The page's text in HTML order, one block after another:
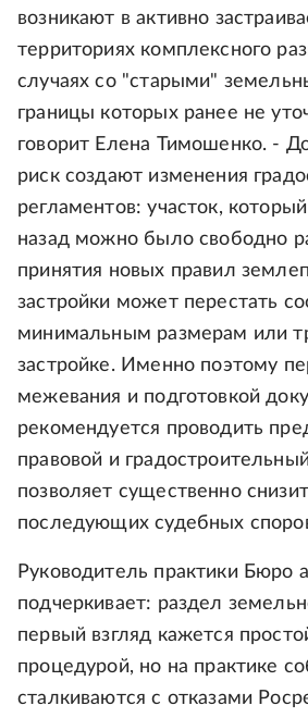
возникают в активно
территориях комплексного
случаях со "старыми"
границы которых ранее не
говорит Елена Тимошенко. -
риск создают изменения
регламентов: участок,
назад можно было свободно
принятия новых правил
застройки может перестать
минимальным размерам или
застройке. Именно поэтому
межевания и подготовкой
рекомендуется проводить
правовой и
позволяет существенно
последующих судебных
Руководитель практики Бюро
подчеркивает: раздел
первый взгляд кажется
процедурой, но на практике
сталкиваются с отказами